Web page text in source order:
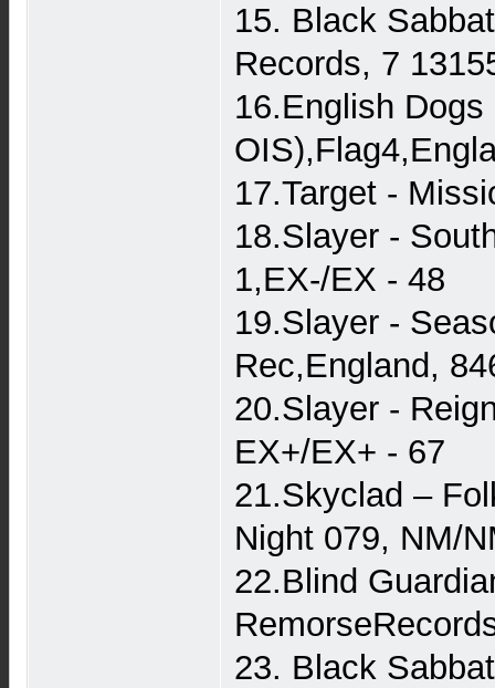
15. Black
Records, 7
16.English
17.Target -
18.Slayer -
1,EX-/EX - 48
19.Slayer -
Rec,England,
20.Slayer -
EX+/EX+ - 67
21.Skyclad –
Night 079, NM/
22.Blind
23. Black